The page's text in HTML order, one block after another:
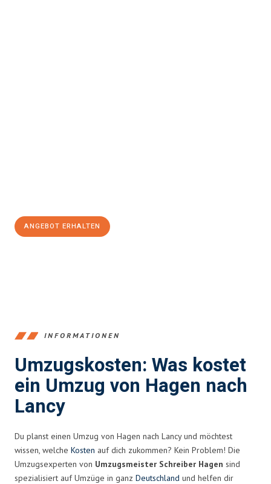
ANGEBOT ERHALTEN
INFORMATIONEN
Umzugskosten: Was kostet
ein Umzug von Hagen nach
Lancy
Du planst einen Umzug von Hagen nach Lancy und möchtest
wissen, welche Kosten auf dich zukommen? Kein Problem! Die
Umzugsexperten von Umzugsmeister Schreiber Hagen sind
spezialisiert auf Umzüge in ganz Deutschland und helfen dir